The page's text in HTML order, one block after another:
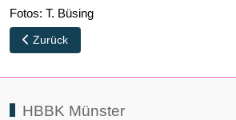
Fotos: T. Büsing
Vorheriger Beitrag: Abschlussprüfung
Zurück
HBBK Münster